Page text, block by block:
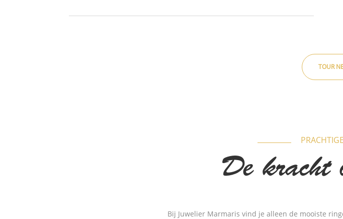
TOUR
De kracht
Bij Juwelier Marmaris vind je alleen de mooiste